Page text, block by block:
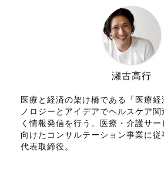
瀬古高行
医療と経済の架け橋である「医療
ノロジーとアイデアでヘルスケア
く情報発信を行う。医療・介護サ
向けたコンサルテーション事業に
代表取締役。